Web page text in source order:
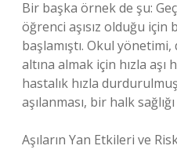
Bir başka örnek de şu:
öğrenci aşısız olduğu için
başlamıştı. Okul
altına almak için hızla aşı
hastalık hızla
aşılanması, bir halk
Aşıların Yan Etkileri ve